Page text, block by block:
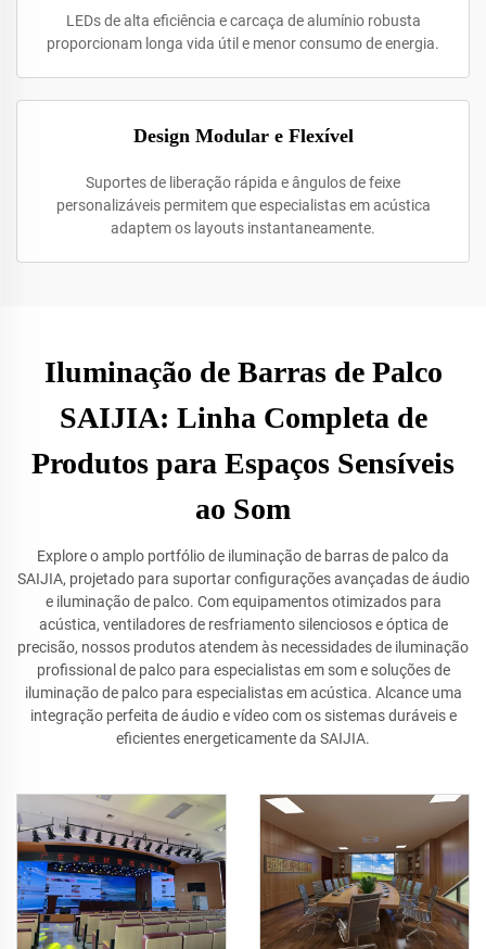
LEDs de alta eficiência e carcaça de alumínio robusta
proporcionam longa vida útil e menor consumo de energia.
Design Modular e Flexível
Suportes de liberação rápida e ângulos de feixe
personalizáveis permitem que especialistas em acústica
adaptem os layouts instantaneamente.
Iluminação de Barras de Palco
SAIJIA: Linha Completa de
Produtos para Espaços Sensíveis
ao Som
Explore o amplo portfólio de iluminação de barras de palco da
SAIJIA, projetado para suportar configurações avançadas de áudio
e iluminação de palco. Com equipamentos otimizados para
acústica, ventiladores de resfriamento silenciosos e óptica de
precisão, nossos produtos atendem às necessidades de iluminação
profissional de palco para especialistas em som e soluções de
iluminação de palco para especialistas em acústica. Alcance uma
integração perfeita de áudio e vídeo com os sistemas duráveis e
eficientes energeticamente da SAIJIA.